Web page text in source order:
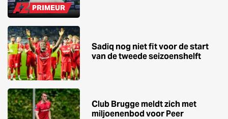
PRIMEUR
Sadiq nog niet fit voor de start
van de tweede seizoenshelft
Club Brugge meldt zich met
miljoenenbod voor Peer